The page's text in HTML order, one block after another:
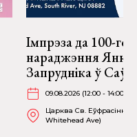
Імпрэза да 100-
нараджэння Янкі
Запрудніка ў
09.08.2026 (12:00 - 14:00)
Царква Св. Еўфрасінні
Whitehead Ave)